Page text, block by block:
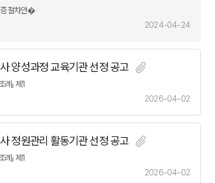
증 절차안�
2024-04-24
양성과정 교육기관 선정 공고
」 제1
2026-04-02
정원관리 활동기관 선정 공고
」 제1
2026-04-02